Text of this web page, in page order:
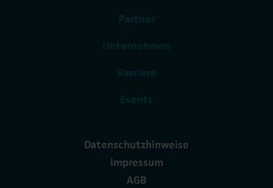
Partner
Unternehmen
Karriere
Events
Datenschutzhinweise
Impressum
AGB